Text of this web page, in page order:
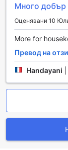
обиколки ще
града.
За вашето
на място,
прилагат
предлага и
позволява
стигате до
усилия.
Вкусно
Много добър
Оценявани 10
More for
Превод на
Handayani